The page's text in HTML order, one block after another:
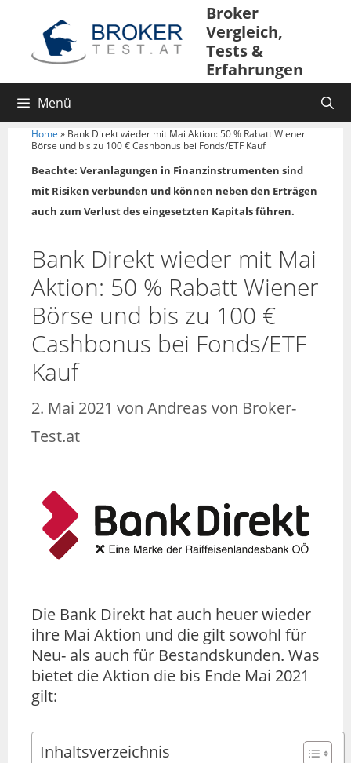
Broker
Vergleich,
Tests &
Erfahrungen
Menü
Home » Bank Direkt wieder mit Mai Aktion: 50 % Rabatt Wiener
Börse und bis zu 100 € Cashbonus bei Fonds/ETF Kauf
Beachte: Veranlagungen in Finanzinstrumenten sind
mit Risiken verbunden und können neben den Erträgen
auch zum Verlust des eingesetzten Kapitals führen.
Bank Direkt wieder mit Mai
Aktion: 50 % Rabatt Wiener
Börse und bis zu 100 €
Cashbonus bei Fonds/ETF
Kauf
2. Mai 2021 von Andreas von Broker-
Test.at
Die Bank Direkt hat auch heuer wieder
ihre Mai Aktion und die gilt sowohl für
Neu- als auch für Bestandskunden. Was
bietet die Aktion die bis Ende Mai 2021
gilt:
Inhaltsverzeichnis